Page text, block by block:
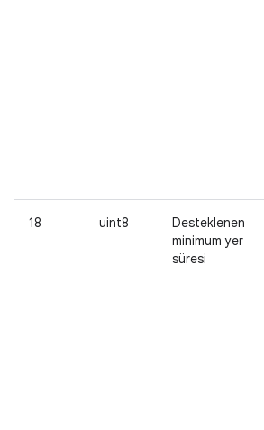
18 uint8
Desteklenen
minimum yer
süresi